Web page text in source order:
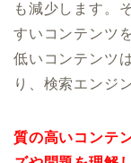
も減少します。
すいコンテンツ
低いコンテンツ
り、検索エンジ
質の高いコンテ